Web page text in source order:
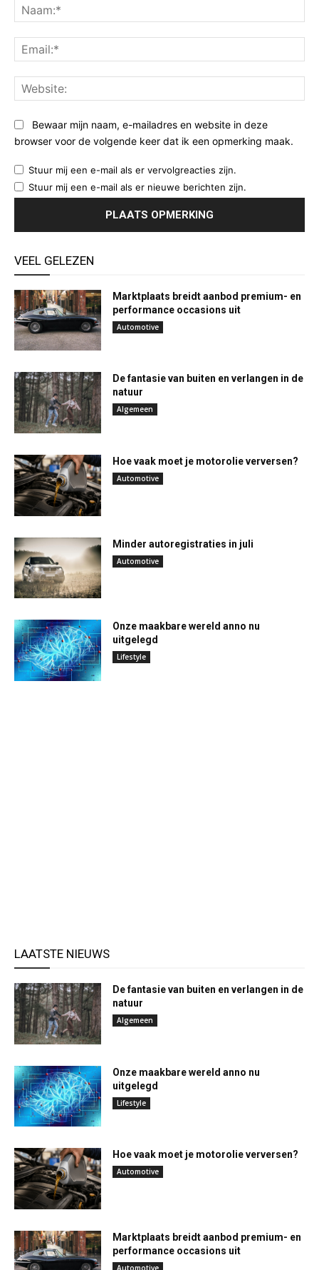
Bewaar mijn naam, e-mailadres en website in deze
browser voor de volgende keer dat ik een opmerking maak.
Stuur mij een e-mail als er vervolgreacties zijn.
Stuur mij een e-mail als er nieuwe berichten zijn.
VEEL GELEZEN
Marktplaats breidt aanbod premium- en
performance occasions uit
Automotive
De fantasie van buiten en verlangen in de
natuur
Algemeen
Hoe vaak moet je motorolie verversen?
Automotive
Minder autoregistraties in juli
Automotive
Onze maakbare wereld anno nu
uitgelegd
Lifestyle
LAATSTE NIEUWS
De fantasie van buiten en verlangen in de
natuur
Algemeen
Onze maakbare wereld anno nu
uitgelegd
Lifestyle
Hoe vaak moet je motorolie verversen?
Automotive
Marktplaats breidt aanbod premium- en
performance occasions uit
Automotive